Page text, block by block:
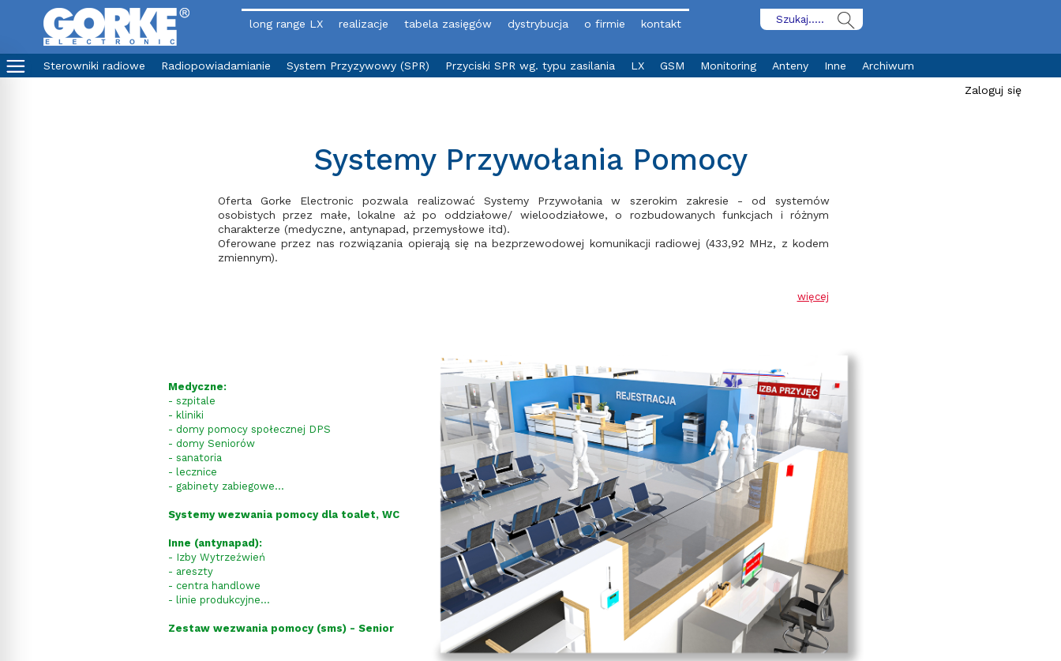
long range LX realizacje tabela zasięgów dystrybucja o firmie kontakt
Sterowniki radiowe Radiopowiadamianie System Przyzywowy (SPR) Przyciski SPR wg. typu zasilania LX GSM Monitoring Anteny Inne
Archiwum
Zaloguj się
Systemy Przywołania Pomocy
Oferta Gorke Electronic pozwala realizować Systemy Przywołania w szerokim zakresie - od systemów
osobistych przez małe, lokalne aż po oddziałowe/ wieloodziałowe, o rozbudowanych funkcjach i różnym
charakterze (medyczne, antynapad, przemysłowe itd).
Oferowane przez nas rozwiązania opierają się na bezprzewodowej komunikacji radiowej (433,92 MHz, z kodem
zmiennym).
więcej
Medyczne:
- szpitale
- kliniki
- domy pomocy społecznej DPS
- domy Seniorów
- sanatoria
- lecznice
- gabinety zabiegowe...
Systemy wezwania pomocy dla toalet, WC
Inne (antynapad):
- Izby Wytrzeźwień
- areszty
- centra handlowe
- linie produkcyjne...
Zestaw wezwania pomocy (sms) - Senior